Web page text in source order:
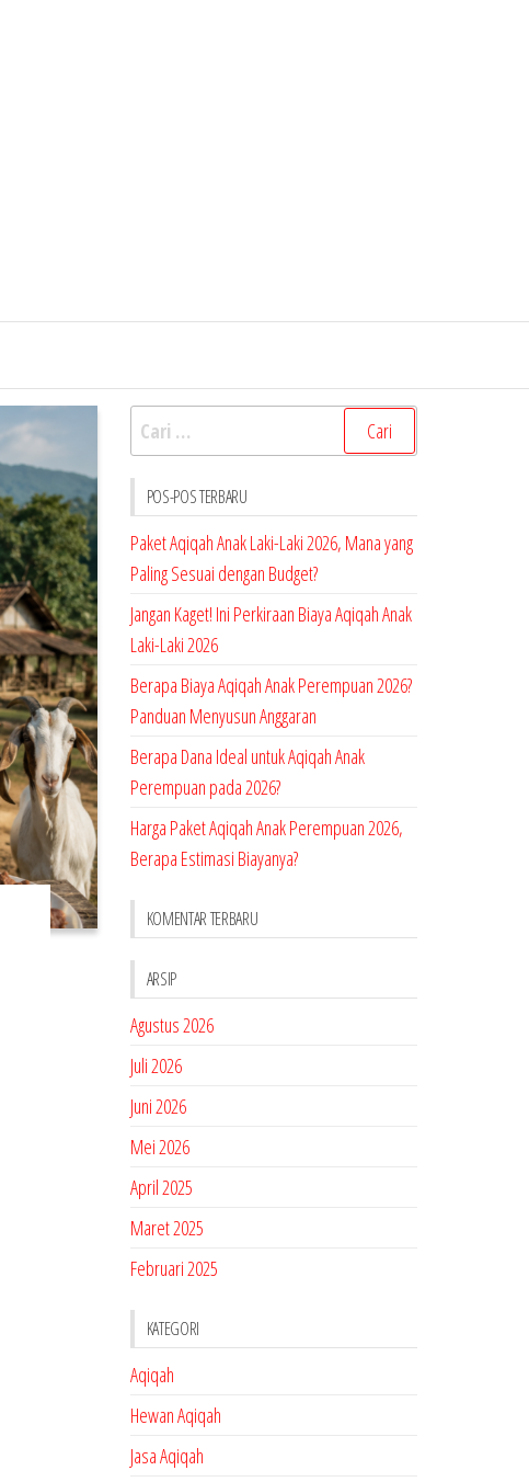
Cari
untuk:
POS-POS TERBARU
Paket Aqiqah Anak Laki-Laki 2026, Mana yang
Paling Sesuai dengan Budget?
Jangan Kaget! Ini Perkiraan Biaya Aqiqah Anak
Laki-Laki 2026
Berapa Biaya Aqiqah Anak Perempuan 2026?
Panduan Menyusun Anggaran
Berapa Dana Ideal untuk Aqiqah Anak
Perempuan pada 2026?
Harga Paket Aqiqah Anak Perempuan 2026,
Berapa Estimasi Biayanya?
KOMENTAR TERBARU
ARSIP
Agustus 2026
Juli 2026
Juni 2026
Mei 2026
April 2025
Maret 2025
Februari 2025
KATEGORI
Aqiqah
Hewan Aqiqah
Jasa Aqiqah